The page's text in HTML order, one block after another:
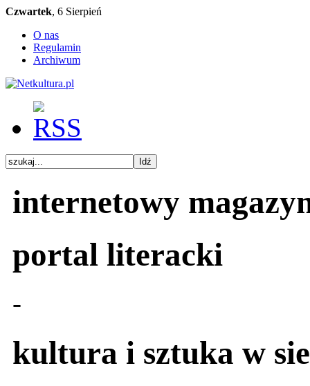
Czwartek, 6 Sierpień
O nas
Regulamin
Archiwum
internetowy
portal literacki
-
kultura i sztuka w